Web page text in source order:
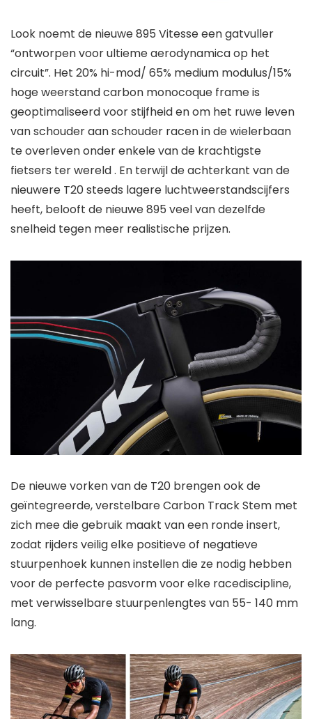
Look noemt de nieuwe 895 Vitesse een gatvuller
“ontworpen voor ultieme aerodynamica op het
circuit”. Het 20% hi-mod/ 65% medium modulus/15%
hoge weerstand carbon monocoque frame is
geoptimaliseerd voor stijfheid en om het ruwe leven
van schouder aan schouder racen in de wielerbaan
te overleven onder enkele van de krachtigste
fietsers ter wereld . En terwijl de achterkant van de
nieuwere T20 steeds lagere luchtweerstandscijfers
heeft, belooft de nieuwe 895 veel van dezelfde
snelheid tegen meer realistische prijzen.
De nieuwe vorken van de T20 brengen ook de
geïntegreerde, verstelbare Carbon Track Stem met
zich mee die gebruik maakt van een ronde insert,
zodat rijders veilig elke positieve of negatieve
stuurpenhoek kunnen instellen die ze nodig hebben
voor de perfecte pasvorm voor elke racediscipline,
met verwisselbare stuurpenlengtes van 55- 140 mm
lang.